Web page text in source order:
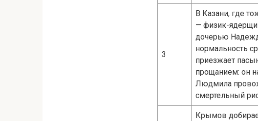
3
В Казани, где
— физик-
дочерью
нормальность
приезжает
прощанием: он
Людмила
смертельный
Крымов